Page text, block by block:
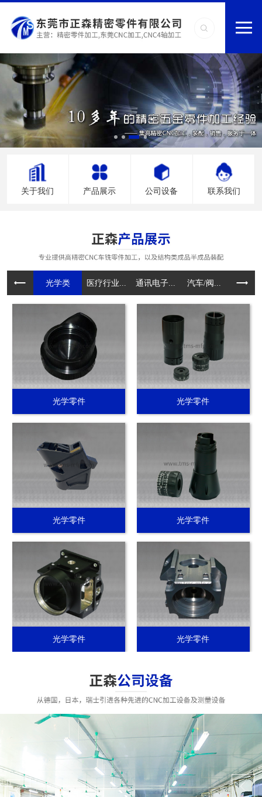
关于我们 产品展示 公司设备 联系我们
光学类 医疗行业... 通讯电子... 汽车/阀... 电动工
光学零件 光学零件
光学零件 光学零件
光学零件 光学零件